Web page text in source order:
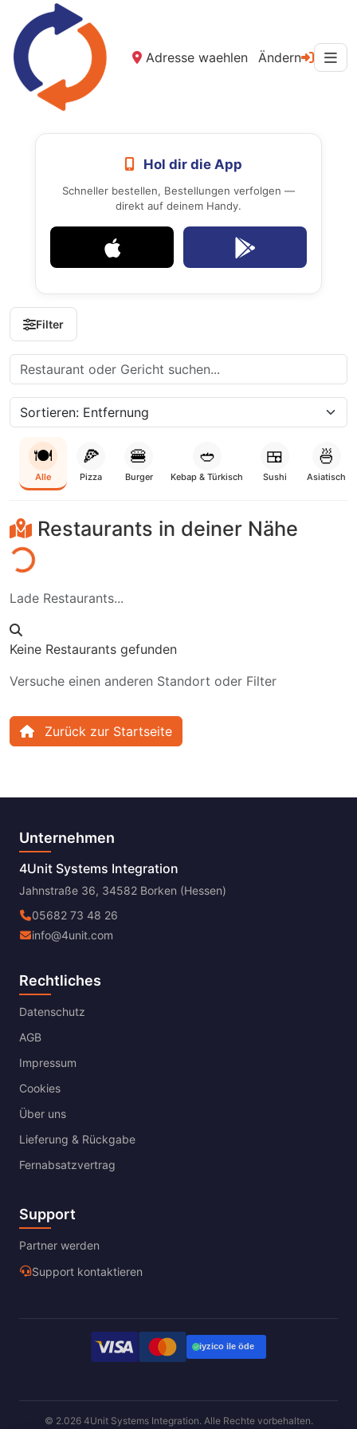
Adresse waehlen Ändern
Hol dir die App
Schneller bestellen, Bestellungen verfolgen —
direkt auf deinem Handy.
Filter
🍽️
Alle
🍕
Pizza
🍔
Burger
🥙
Kebap & Türkisch
🍱
Sushi
🍜
Asiatisch
Restaurants in deiner Nähe
Lade Restaurants...
Keine Restaurants gefunden
Versuche einen anderen Standort oder Filter
Zurück zur Startseite
Unternehmen
4Unit Systems Integration
Jahnstraße 36, 34582 Borken (Hessen)
05682 73 48 26
info@4unit.com
Rechtliches
Datenschutz
AGB
Impressum
Cookies
Über uns
Lieferung & Rückgabe
Fernabsatzvertrag
Support
Partner werden
Support kontaktieren
© 2.026 4Unit Systems Integration. Alle Rechte vorbehalten.